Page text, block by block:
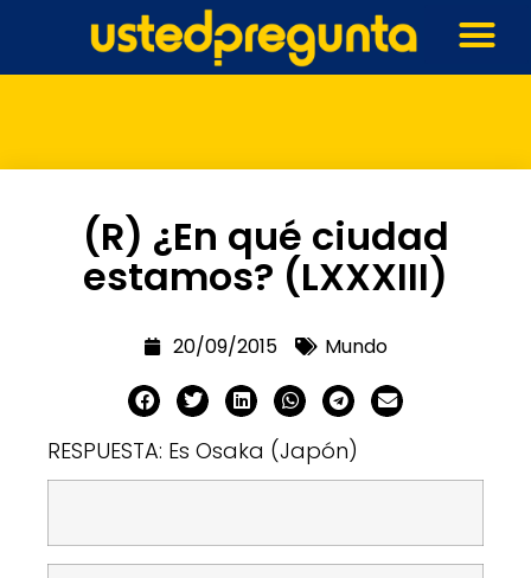
(R) ¿En qué ciudad
estamos? (LXXXIII)
20/09/2015 Mundo
RESPUESTA: Es Osaka (Japón)